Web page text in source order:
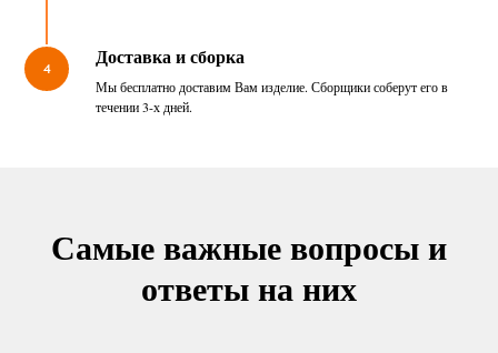
4 Доставка и сборка
Мы бесплатно доставим Вам изделие. Сборщики соберут его в
течении 3-х дней.
Самые важные вопросы и
ответы на них